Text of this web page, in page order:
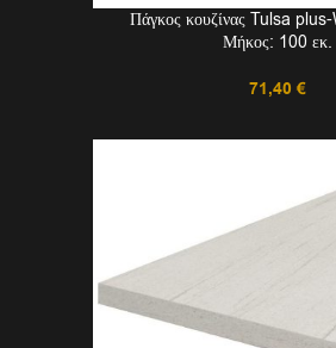
Πάγκος κουζίνας Tulsa
Μήκος: 100 εκ.
71,40 €